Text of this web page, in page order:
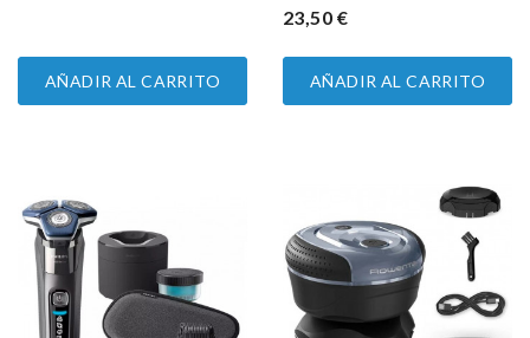
AÑADIR AL CARRITO
PRECIO
23,50 €
AÑADIR AL CARRITO